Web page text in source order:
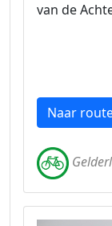
van de
Naar